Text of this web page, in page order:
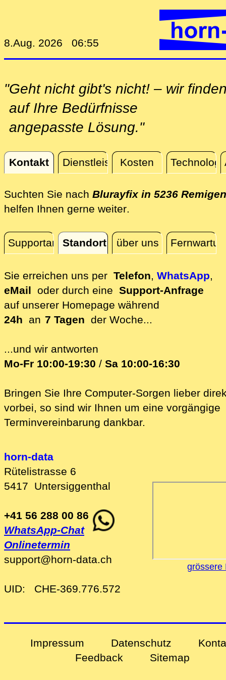
8.Aug. 2026 06:55
"Geht nicht gibt's nicht! – wir
auf Ihre Bedürfnisse
angepasste Lösung."
Kontakt Dienstleistungen
Kosten
Kontakt
Suchten Sie nach Blurayfix in 5236 Remigen
helfen Ihnen gerne weiterdirekt vor Ort in
.
SupportanfrageStandort über uns
Standort
Sie erreichen uns per Telefon, WhatsApp,
eMail oder durch eine Support-Anfrage
auf unserer Homepage während
24h an 7 Tagen der Woche...
...und wir antworten
Mo-Fr 10:00-19:30 / Sa 10:00-16:30
Bringen Sie Ihre Computer-Sorgen lieber
vorbei, so sind wir Ih‍nen um eine vorgängige
Terminvereinbarung dankbar.
horn-data
Rütelistrasse 6
5417 Untersiggenthal
+41 56 288 00 86
WhatsApp-Chat
Onlinetermin
support@horn-data.ch
UID: CHE-369.776.572
grössere
Impressum Datenschutz
Feedback
Sitemap